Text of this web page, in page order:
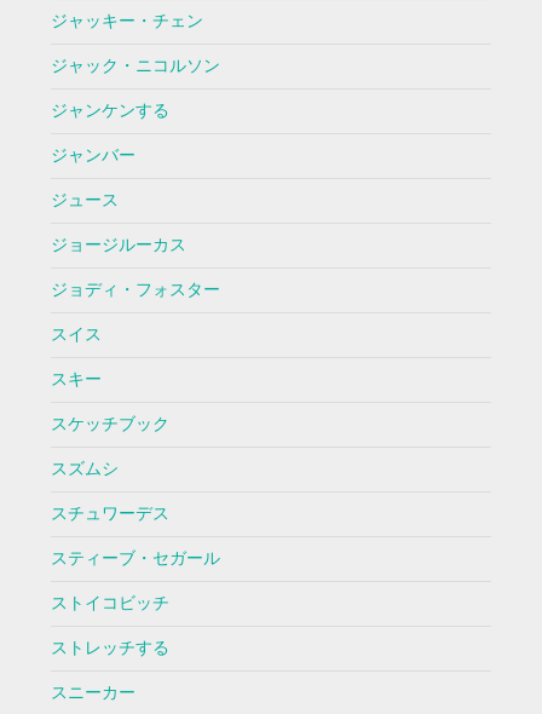
ジャッキー・チェン
ジャック・ニコルソン
ジャンケンする
ジャンバー
ジュース
ジョージルーカス
ジョディ・フォスター
スイス
スキー
スケッチブック
スズムシ
スチュワーデス
スティーブ・セガール
ストイコビッチ
ストレッチする
スニーカー